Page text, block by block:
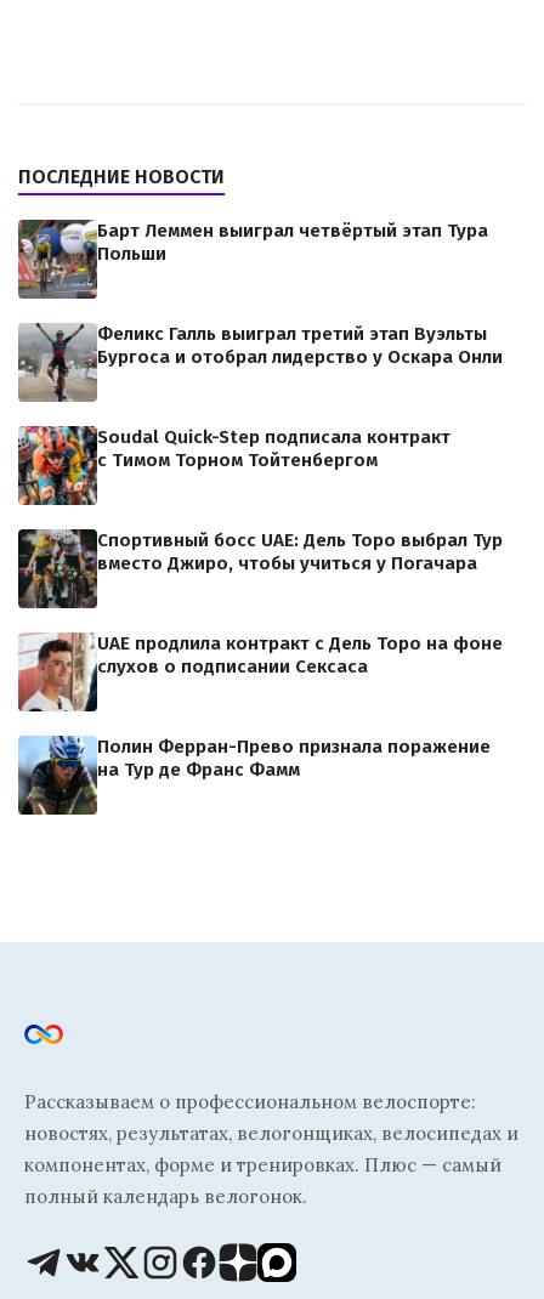
ПОСЛЕДНИЕ НОВОСТИ
Барт Леммен выиграл четвёртый этап Тура
Польши
Феликс Галль выиграл третий этап Вуэльты
Бургоса и отобрал лидерство у Оскара Онли
Soudal Quick-Step подписала контракт
с Тимом Торном Тойтенбергом
Спортивный босс UAE: Дель Торо выбрал Тур
вместо Джиро, чтобы учиться у Погачара
UAE продлила контракт с Дель Торо на фоне
слухов о подписании Сексаса
Полин Ферран-Прево признала поражение
на Тур де Франс Фамм
Рассказываем о профессиональном велоспорте:
новостях, результатах, велогонщиках, велосипедах и
компонентах, форме и тренировках. Плюс — самый
полный календарь велогонок.